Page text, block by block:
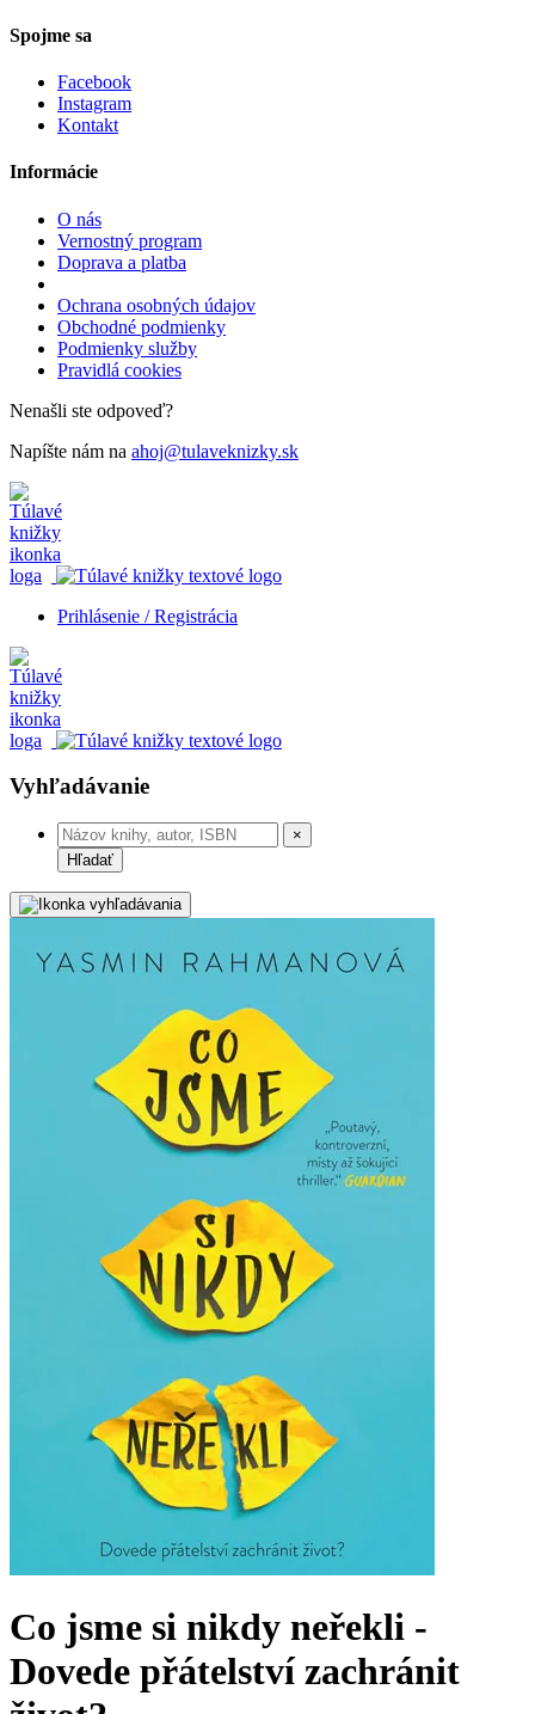
Spojme sa
Facebook
Instagram
Kontakt
Informácie
O nás
Vernostný program
Doprava a platba
Ochrana osobných údajov
Obchodné podmienky
Podmienky služby
Pravidlá cookies
Nenašli ste odpoveď?
Napíšte nám na ahoj@tulaveknizky.sk
Prihlásenie / Registrácia
Vyhľadávanie
×
Hľadať
Co jsme si nikdy neřekli -
Dovede přátelství zachránit